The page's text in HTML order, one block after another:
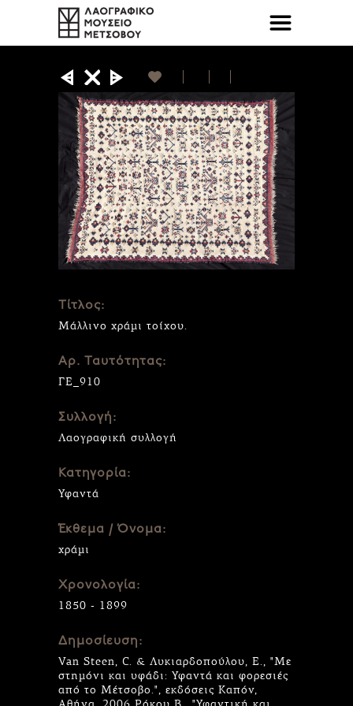
Τίτλος:
Μάλλινο χράμι τοίχου.
Αρ. Ταυτότητας:
ΓΕ_910
Συλλογή:
Λαογραφική συλλογή
Κατηγορία:
Υφαντά
Έκθεμα / Όνομα:
χράμι
Χρονολογία:
1850 - 1899
Δημοσίευση:
Van Steen, C. & Λυκιαρδοπούλου, Ε., "Με
στημόνι και υφάδι: Υφαντά και φορεσιές
από το Μέτσοβο.", εκδόσεις Καπόν,